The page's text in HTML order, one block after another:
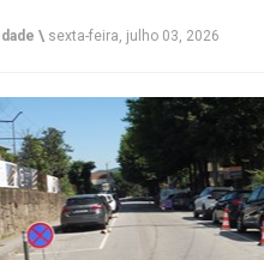
\ sexta-feira, julho 03, 2026